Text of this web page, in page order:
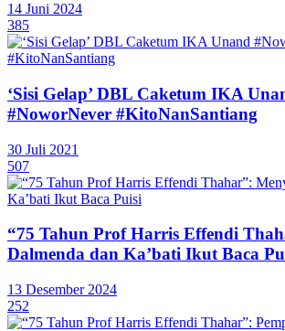
14 Juni 2024
385
‘Sisi Gelap’ DBL Caketum IKA
#NoworNever #KitoNanSantiang
30 Juli 2021
507
“75 Tahun Prof Harris Effendi
Dalmenda dan Ka’bati Ikut Baca
13 Desember 2024
252